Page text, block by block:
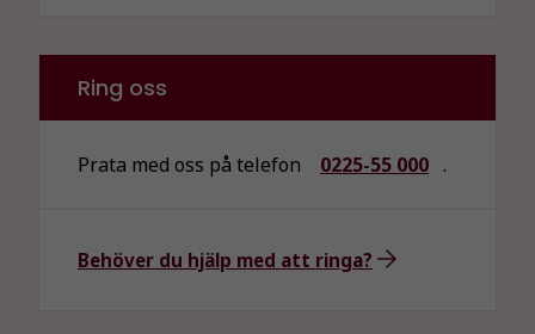
Ring oss
Prata med oss på telefon 0225-55 000 .
Behöver du hjälp med att ringa?
under ditt
du nekar de
funktionalitet